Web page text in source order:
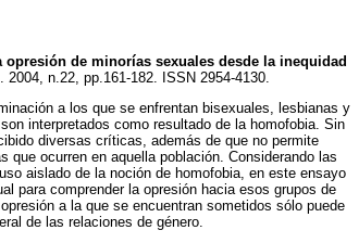
opresión de minorías sexuales desde la inequidad
2004, n.22, pp.161-182. ISSN 2954-4130.
a los que se enfrentan bisexuales, lesbianas y
interpretados como resultado de la homofobia. Sin
diversas críticas, además de que no permite
que ocurren en aquella población. Considerando las
aislado de la noción de homofobia, en este ensayo
para comprender la opresión hacia esos grupos de
a la que se encuentran sometidos sólo puede
de las relaciones de género.